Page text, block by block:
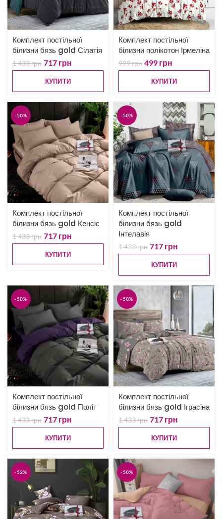
Комплект постільної
білизни бязь gold Сілатія
1 433грн 717 грн
КУПИТИ
Комплект постільної
білизни полікотон Ірмеліна
999грн 499 грн
КУПИТИ
-50%
Комплект постільної
білизни бязь gold Кенсіс
1 433грн 717 грн
КУПИТИ
-50%
Комплект постільної
білизни бязь gold
Інтелавія
1 433грн 717 грн
КУПИТИ
-50%
Комплект постільної
білизни бязь gold Політ
1 433грн 717 грн
КУПИТИ
-50%
Комплект постільної
білизни бязь gold Іграсіна
1 433грн 717 грн
КУПИТИ
-52% -50%